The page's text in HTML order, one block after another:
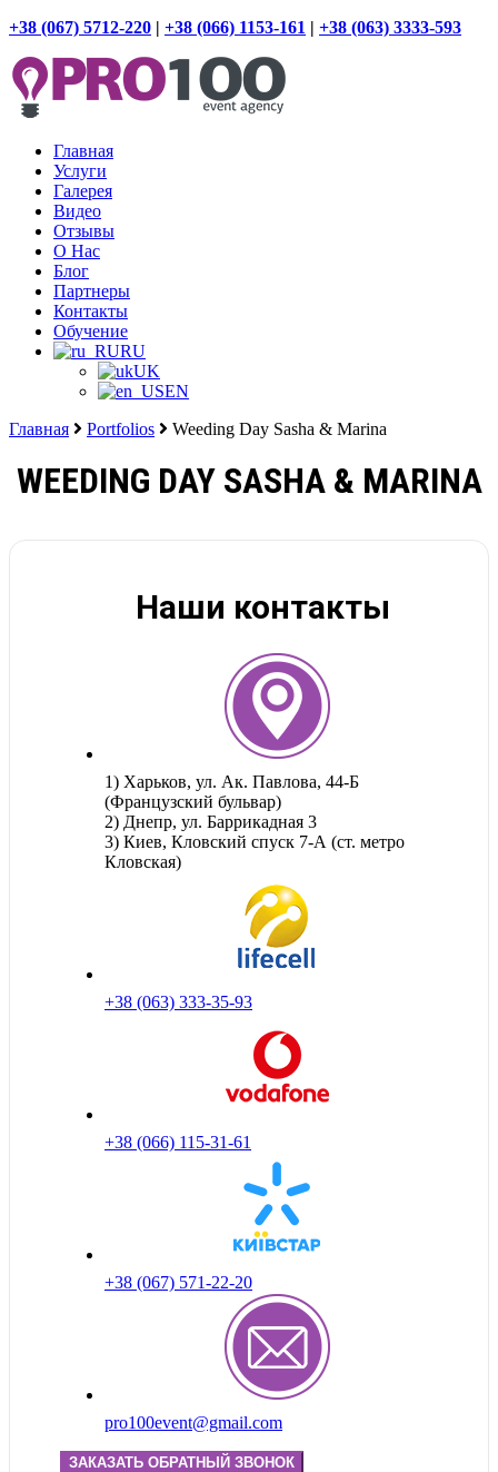
+38 (067) 5712-220 | +38 (066) 1153-161 | +38 (063) 3333-593
Главная
Услуги
Галерея
Видео
Отзывы
О Нас
Блог
Партнеры
Контакты
Обучение
RU
UK
EN
Главная
Portfolios Weeding Day Sasha & Marina
WEEDING DAY SASHA & MARINA
Наши контакты
1) Харьков, ул. Ак. Павлова, 44-Б
(Французский бульвар)
2) Днепр, ул. Баррикадная 3
3) Киев, Кловский спуск 7-А (ст. метро
Кловская)
+38 (063) 333-35-93
+38 (066) 115-31-61
+38 (067) 571-22-20
pro100event@gmail.com
ЗАКАЗАТЬ ОБРАТНЫЙ ЗВОНОК